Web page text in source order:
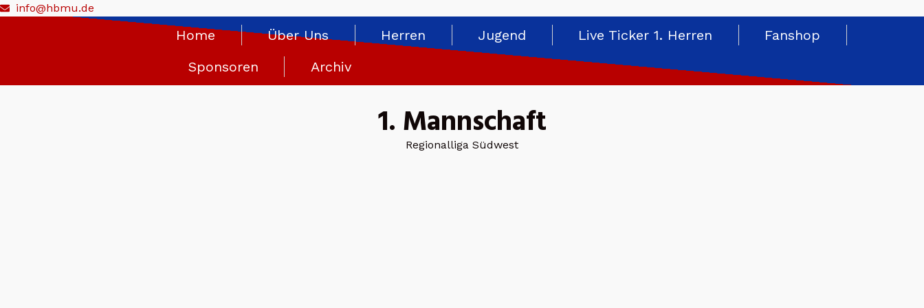
springen
info@hbmu.de
Home Über Uns Herren Jugend Live Ticker 1. Herren
Fanshop
Sponsoren
Archiv
1. Mannschaft
Regionalliga Südwest